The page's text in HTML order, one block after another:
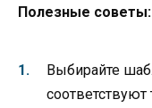
Полезные советы:
Выбирайте